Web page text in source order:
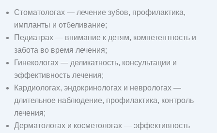
Стоматологах — лечение зубов, профилактика,
импланты и отбеливание;
Педиатрах — внимание к детям, компетентность и
забота во время лечения;
Гинекологах — деликатность, консультации и
эффективность лечения;
Кардиологах, эндокринологах и неврологах —
длительное наблюдение, профилактика, контроль
лечения;
Дерматологах и косметологах — эффективность